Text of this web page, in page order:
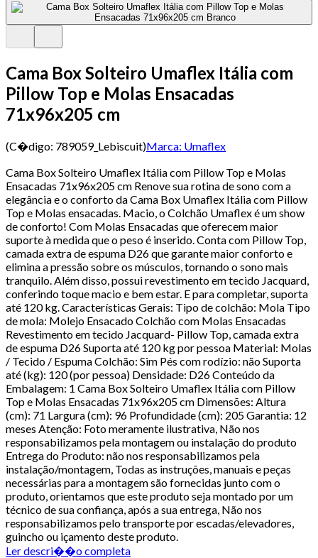
Cama Box Solteiro Umaflex Itália com
Pillow Top e Molas Ensacadas
71x96x205 cm
(C�digo: 789059_Lebiscuit)Marca: Umaflex
Cama Box Solteiro Umaflex Itália com Pillow Top e Molas
Ensacadas 71x96x205 cm Renove sua rotina de sono com a
elegância e o conforto da Cama Box Umaflex Itália com Pillow
Top e Molas ensacadas. Macio, o Colchão Umaflex é um show
de conforto! Com Molas Ensacadas que oferecem maior
suporte à medida que o peso é inserido. Conta com Pillow Top,
camada extra de espuma D26 que garante maior conforto e
elimina a pressão sobre os músculos, tornando o sono mais
tranquilo. Além disso, possui revestimento em tecido Jacquard,
conferindo toque macio e bem estar. E para completar, suporta
até 120 kg. Características Gerais: Tipo de colchão: Mola Tipo
de mola: Molejo Ensacado Colchão com Molas Ensacadas
Revestimento em tecido Jacquard- Pillow Top, camada extra
de espuma D26 Suporta até 120 kg por pessoa Material: Molas
/ Tecido / Espuma Colchão: Sim Pés com rodízio: não Suporta
até (kg): 120 (por pessoa) Densidade: D26 Conteúdo da
Embalagem: 1 Cama Box Solteiro Umaflex Itália com Pillow
Top e Molas Ensacadas 71x96x205 cm Dimensões: Altura
(cm): 71 Largura (cm): 96 Profundidade (cm): 205 Garantia: 12
meses Atenção: Foto meramente ilustrativa, Não nos
responsabilizamos pela montagem ou instalação do produto
Entrega do Produto: não nos responsabilizamos pela
instalação/montagem, Todas as instruções, manuais e peças
necessárias para a montagem são fornecidas junto com o
produto, orientamos que este produto seja montado por um
técnico de sua confiança, após a sua entrega, Não nos
responsabilizamos pelo transporte por escadas/elevadores,
guincho ou içamento deste produto.
Ler descri��o completa